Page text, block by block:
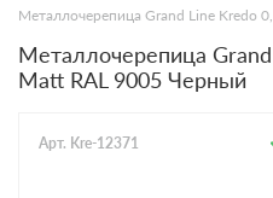
Металлочерепица Grand Line Kredo
Металлочерепица
Мatt RAL 9005 Черный
Арт. Kre-12371